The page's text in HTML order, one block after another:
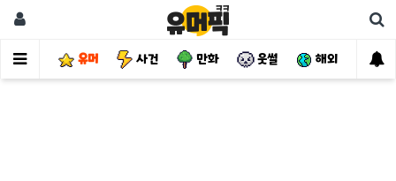
유머 사건 만화 웃썰 해외 핫